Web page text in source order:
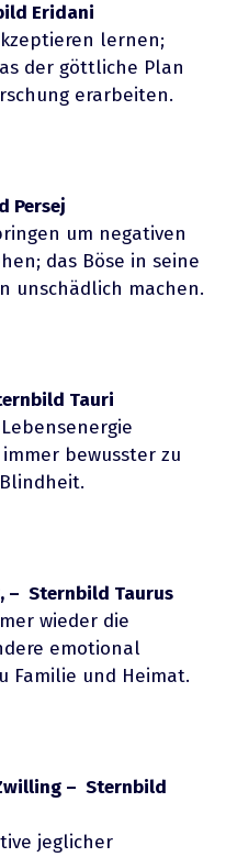
Eridani
lernen;
der göttliche Plan
erarbeiten.
Persej
um negativen
das Böse in seine
unschädlich machen.
Tauri
bewusster zu
– Sternbild Taurus
wieder die
emotional
Familie und Heimat.
– Sternbild
jeglicher